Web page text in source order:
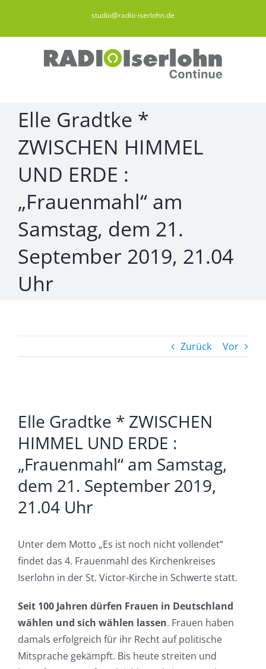
springen
studio@radio-iserlohn.de
Elle Gradtke *
ZWISCHEN HIMMEL
UND ERDE :
„Frauenmahl“ am
Samstag, dem 21.
September 2019, 21.04
Uhr
Zurück Vor
grösseres
Elle Gradtke * ZWISCHEN
HIMMEL UND ERDE :
„Frauenmahl“ am Samstag,
dem 21. September 2019,
21.04 Uhr
Unter dem Motto „Es ist noch nicht vollendet“
findet das 4. Frauenmahl des Kirchenkreises
Iserlohn in der St. Victor-Kirche in Schwerte statt.
Seit 100 Jahren dürfen Frauen in Deutschland
wählen und sich wählen lassen. Frauen haben
damals erfolgreich für ihr Recht auf politische
Mitsprache gekämpft. Bis heute streiten und